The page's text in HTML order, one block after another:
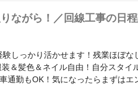
ながら！／回線工事の日
しっかり活かせます！残業ほぼな
＆髪色＆ネイル自由！自分スタイ
通勤もOK！気になったらまずはエ